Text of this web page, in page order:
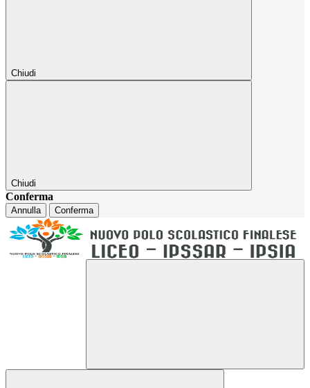
Chiudi
Chiudi
Conferma
Annulla Conferma